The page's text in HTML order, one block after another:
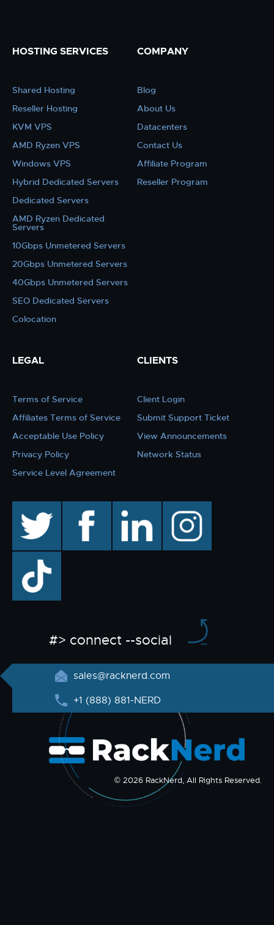
HOSTING SERVICES
Shared Hosting
Reseller Hosting
KVM VPS
AMD Ryzen VPS
Windows VPS
Hybrid Dedicated Servers
Dedicated Servers
AMD Ryzen Dedicated
Servers
10Gbps Unmetered Servers
20Gbps Unmetered Servers
40Gbps Unmetered Servers
SEO Dedicated Servers
Colocation
COMPANY
Blog
About Us
Datacenters
Contact Us
Affiliate Program
Reseller Program
LEGAL
Terms of Service
Affiliates Terms of Service
Acceptable Use Policy
Privacy Policy
Service Level Agreement
CLIENTS
Client Login
Submit Support Ticket
View Announcements
Network Status
facebook linkedin instagram
TikTok
#> connect --social
sales@racknerd.com
+1 (888) 881-NERD
© 2026 RackNerd, All Rights Reserved.